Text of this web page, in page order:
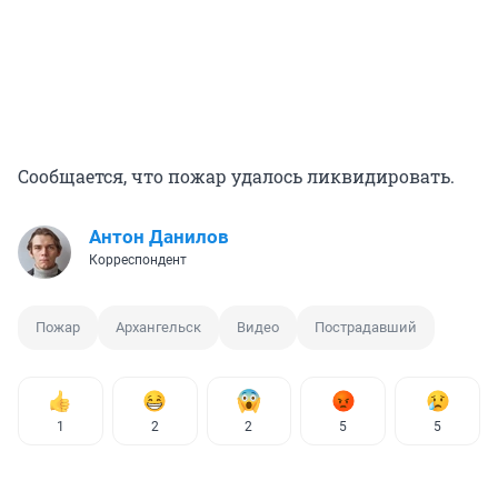
Сообщается, что пожар удалось ликвидировать.
Антон Данилов
Корреспондент
Пожар Архангельск Видео Пострадавший
1 2 2 5 5